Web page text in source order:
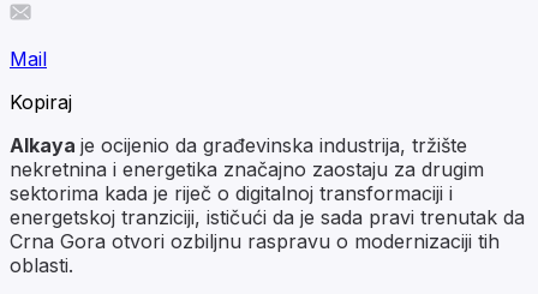
Mail
Kopiraj
Alkaya je ocijenio da građevinska industrija, tržište
nekretnina i energetika značajno zaostaju za drugim
sektorima kada je riječ o digitalnoj transformaciji i
energetskoj tranziciji, ističući da je sada pravi trenutak da
Crna Gora otvori ozbiljnu raspravu o modernizaciji tih
oblasti.